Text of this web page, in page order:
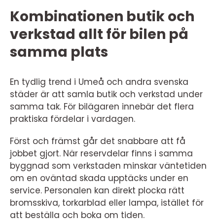
Kombinationen butik och
verkstad allt för bilen på
samma plats
En tydlig trend i Umeå och andra svenska
städer är att samla butik och verkstad under
samma tak. För bilägaren innebär det flera
praktiska fördelar i vardagen.
Först och främst går det snabbare att få
jobbet gjort. När reservdelar finns i samma
byggnad som verkstaden minskar väntetiden
om en oväntad skada upptäcks under en
service. Personalen kan direkt plocka rätt
bromsskiva, torkarblad eller lampa, istället för
att beställa och boka om tiden.